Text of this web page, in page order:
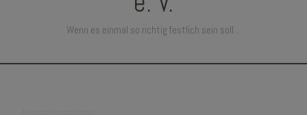
Wenn es einmal so richtig festlich sein soll…